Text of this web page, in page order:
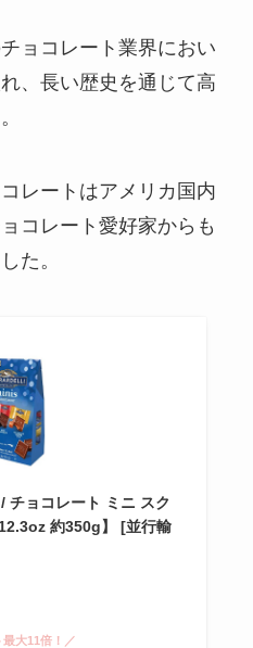
ョコレート業界におい
、長い歴史を通じて高
レートはアメリカ国内
コレート愛好家からも
た。
ョコレート ミニ スク
約350g】 [並行輸
最大11倍！／